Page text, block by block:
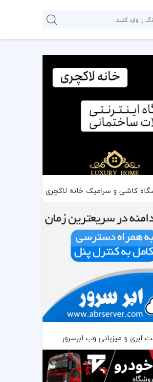
کاشی و سرامیک خانه لاکچری
ابری و میزبانی وب ابرسرور